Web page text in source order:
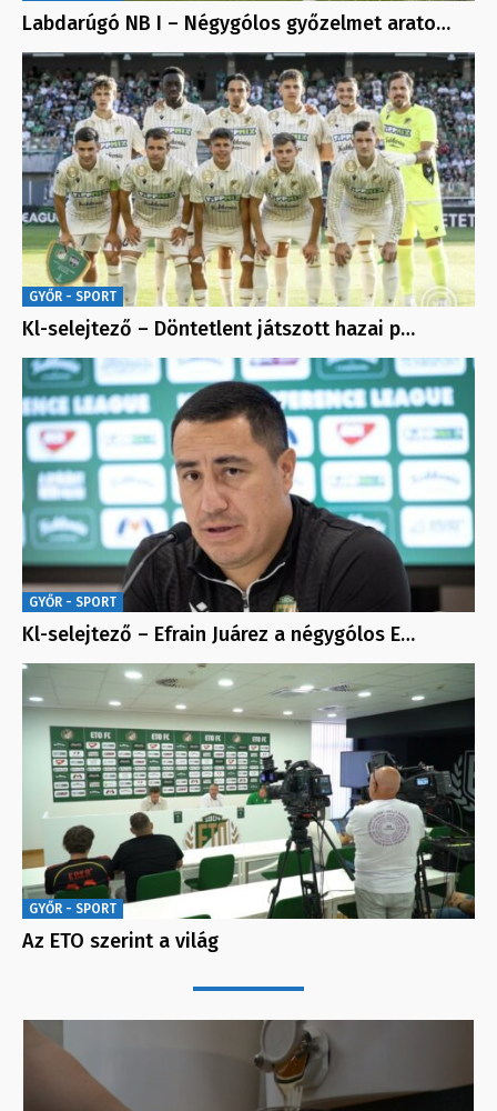
Labdarúgó NB I – Négygólos győzelmet arato…
GYŐR - SPORT
Kl-selejtező – Döntetlent játszott hazai p…
GYŐR - SPORT
Kl-selejtező – Efrain Juárez a négygólos E…
GYŐR - SPORT
Az ETO szerint a világ